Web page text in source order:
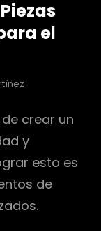
el
crear un
y
esto es
de